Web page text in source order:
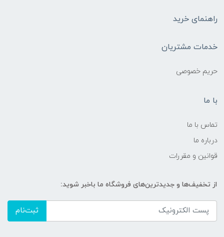
راهنمای خرید
خدمات مشتریان
حریم خصوصی
با ما
تماس با ما
درباره ما
قوانین و مقررات
از تخفیف‌ها و جدیدترین‌های فروشگاه ما باخبر شوید:
ثبت‌نام